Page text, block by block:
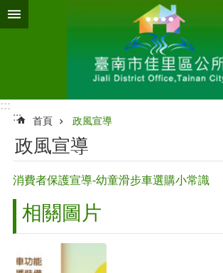
跳到主要內容區塊
:::
:::
首頁 政風宣導
政風宣導
消費者保護宣導-幼童滑步車選購小常識
相關圖片